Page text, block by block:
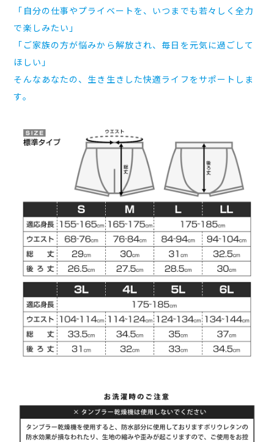
「自分の仕事やプライベートを、いつまでも若々しく全力
で楽しみたい」
「ご家族の方が悩みから解放され、毎日を元気に過ごして
ほしい」
そんなあなたの、生き生きした快適ライフをサポートしま
す。